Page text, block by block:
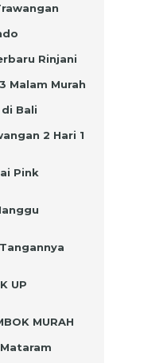
Rinjani
Malam Murah
Bali
2 Hari 1
Pink
UP
MURAH